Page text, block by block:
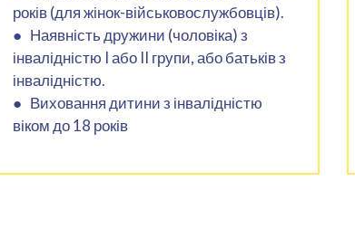
років (для жінок-військовослужбовців).
● Наявність дружини (чоловіка) з
інвалідністю I або II групи, або батьків з
інвалідністю.
● Виховання дитини з інвалідністю
віком до 18 років